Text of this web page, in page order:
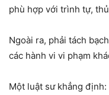
phù hợp với trình tự,
Ngoài ra, phải tách
các hành vi vi phạm
Một luật sư khẳng